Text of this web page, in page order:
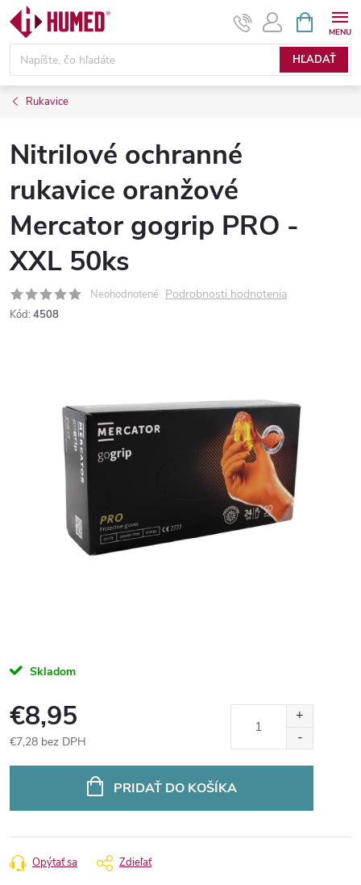
Prejsť
obsah
HĽADAŤ
KOŠÍK
Rukavice
Nitrilové ochranné
rukavice oranžové
Mercator gogrip PRO -
XXL 50ks
Neohodnotené Podrobnosti hodnotenia
Kód: 4508
Skladom
€8,95
€7,28 bez DPH
PRIDAŤ DO KOŠÍKA
Opýtať sa Zdieľať